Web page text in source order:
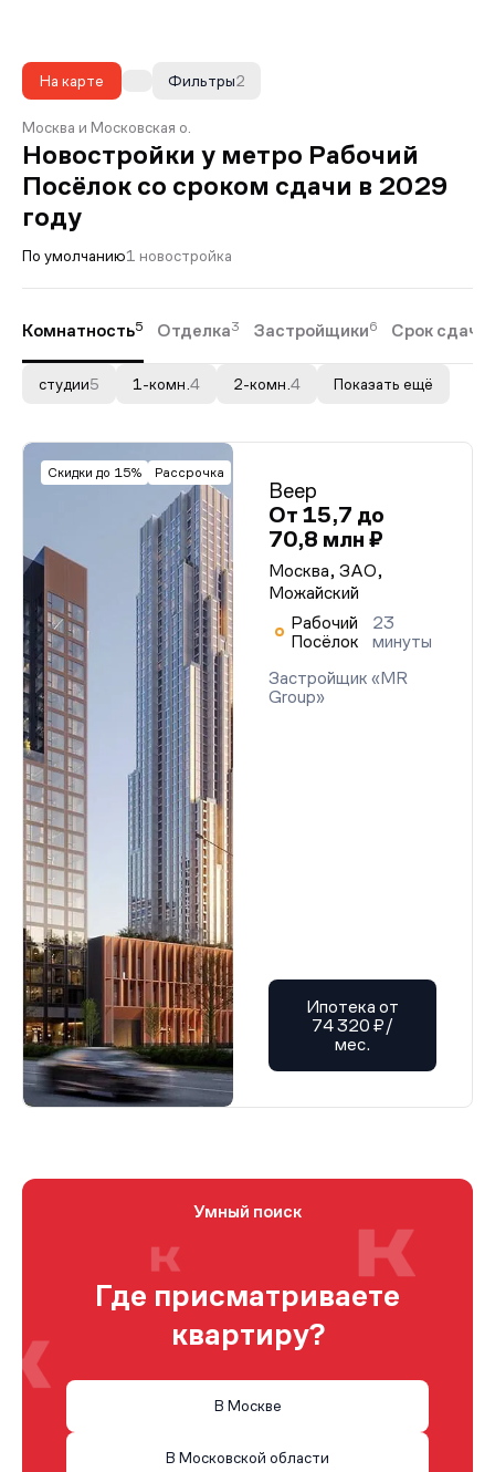
На карте 2
Фильтры
Москва и Московская о.
Новостройки у метро Рабочий
Посёлок со сроком сдачи в 2029
году
По умолчанию1 новостройка
Комнатность5 Отделка3 Застройщики6 Срок сдачи
студии5 1-комн. 4 2-комн. 4 Показать ещё
Скидки до 15% Рассрочка
Веер
От 15,7 до
70,8 млн ₽
Москва, ЗАО,
Можайский
Рабочий
Посёлок
23
минуты
Застройщик «MR
Group»
Ипотека от
74 320 ₽/
мес.
Умный поиск
Где присматриваете
квартиру?
В Москве
В Московской области